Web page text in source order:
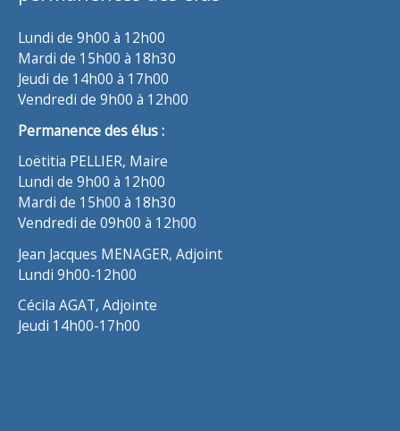
Lundi de 9h00 à 12h00
Mardi de 15h00 à 18h30
Jeudi de 14h00 à 17h00
Vendredi de 9h00 à 12h00
Permanence des élus :
Loëtitia PELLIER, Maire
Lundi de 9h00 à 12h00
Mardi de 15h00 à 18h30
Vendredi de 09h00 à 12h00
Jean Jacques MENAGER, Adjoint
Lundi 9h00-12h00
Cécila AGAT, Adjointe
Jeudi 14h00-17h00